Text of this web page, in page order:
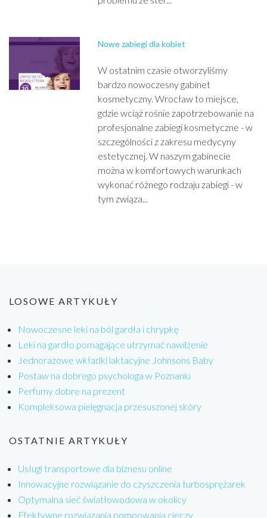
Nowe zabiegi dla kobiet
W ostatnim czasie otworzyliśmy
bardzo nowoczesny gabinet
kosmetyczny. Wrocław to miejsce,
gdzie wciąż rośnie zapotrzebowanie na
profesjonalne zabiegi kosmetyczne - w
szczególności z zakresu medycyny
estetycznej. W naszym gabinecie
można w komfortowych warunkach
wykonać różnego rodzaju zabiegi - w
tym związa...
LOSOWE ARTYKUŁY
Nowoczesne leki na ból gardła i chrypkę
Leki na gardło pomagające utrzymać nawilżenie
Jednorazowe wkładki laktacyjne Johnsons Baby
Postaw na dobrego psychologa w Poznaniu
Perfumy dobre na prezent
Kompleksowa pielęgnacja przesuszonej skóry
OSTATNIE ARTYKUŁY
Usługi transportowe dla biznesu online
Innowacyjne rozwiązanie do czyszczenia turbosprężarek
Optymalna sieć światłowodowa w okolicy
Efektywne rozwiązania pompowania cieczy